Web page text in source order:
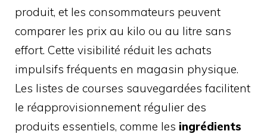
produit, et les consommateurs peuvent
comparer les prix au kilo ou au litre sans
effort. Cette visibilité réduit les achats
impulsifs fréquents en magasin physique.
Les listes de courses sauvegardées facilitent
le réapprovisionnement régulier des
produits essentiels, comme les ingrédients